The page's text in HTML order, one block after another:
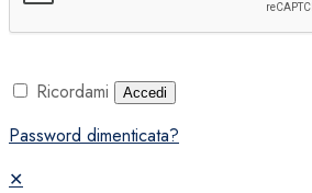
Ricordami Accedi
Password dimenticata?
✕